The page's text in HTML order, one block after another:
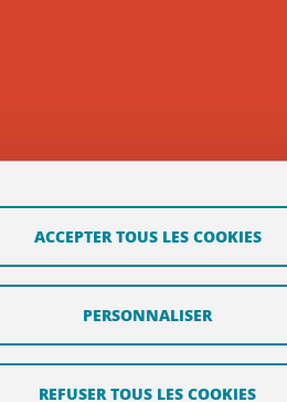
ACCEPTER TOUS LES COOKIES
REFUSER TOUS LES COOKIES
PERSONNALISER